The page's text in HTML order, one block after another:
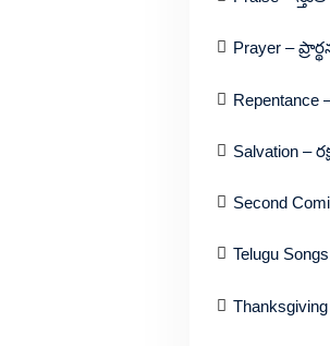
Prayer –
Salvation –
Second
Telugu